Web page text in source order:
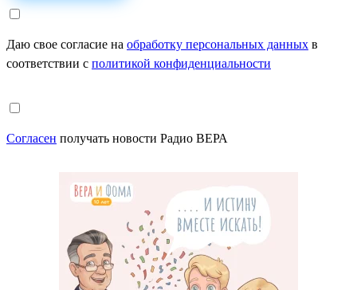
Даю свое согласие на обработку персональных данных в
соответствии с политикой конфиденциальности
Согласен получать новости Радио ВЕРА